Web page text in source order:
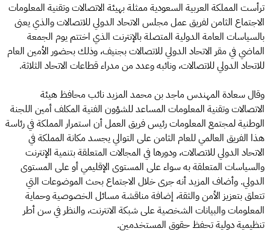
ترأست المملكة العربية السعودية ممثلة بهيئة الاتصالات وتقنية المعلومات
الاجتماع الثامن لفريق عمل مجلس الاتحاد الدولي للاتصالات والذي يعنى
بالسياسات العامة الدولية المتصلة بالإنترنت الذي اختتم يوم الجمعة
الماضي في مقر الاتحاد الدولي للاتصالات بجنيف، وذلك بحضور الأمين العام
للاتحاد الدولي للاتصالات، ونائبه وعدد من مدراء قطاعات الاتحاد الثلاثة.
وقال سعادة المهندس ماجد بن محمد المزيد نائب محافظ هيئة
الاتصالات وتقنية المعلومات المساعد للشؤون الفنية المكلف أمين اللجنة
الوطنية لمجتمع المعلومات رئيس فريق العمل أن استمرار المملكة في رئاسة
هذا الفريق العالمي للعام الثامن على التوالي يجسد مكانة المملكة في
الاتحاد الدولي للاتصالات، ودورها في المجالات المتعلقة بتنمية الإنترنت
والسياسات المتعلقة به سواء على المستوى الإقليمي أو على المستوى
الدولي. وأضاف المزيد أنه جرى خلال الاجتماع بحث الموضوعات التي
تتعلق بتعزيز الأمن والثقة، إضافة مناقشة مسائل الخصوصية وحماية
المعلومات والبيانات الشخصية على شبكة الانترنت، والنظر في سن أطر
تنظيمية دولية تحفظ حقوق المستخدمين.